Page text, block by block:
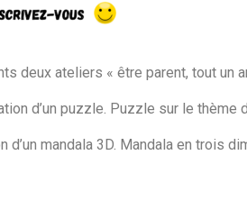
deux ateliers « être parent, tout un
d’un puzzle. Puzzle sur le
d’un mandala 3D. Mandala en trois